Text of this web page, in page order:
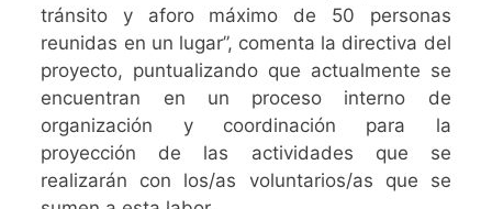
tránsito y aforo máximo de 50 personas
reunidas en un lugar”, comenta la directiva del
proyecto, puntualizando que actualmente se
encuentran en un proceso interno de
organización y coordinación para la
proyección de las actividades que se
realizarán con los/as voluntarios/as que se